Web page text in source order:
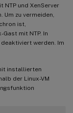
NTP und XenServer
Um zu vermeiden,
ist,
mit NTP. In
werden. Im
installierten
der Linux-VM